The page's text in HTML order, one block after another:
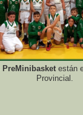
PreMinibasket están
Provincial.